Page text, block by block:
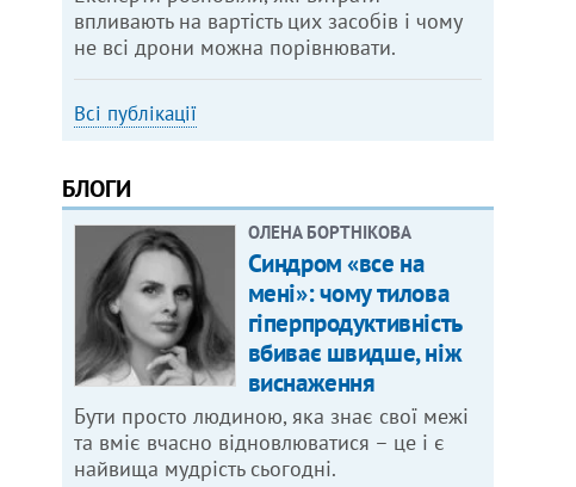
впливають на вартість цих засобів і чому
не всі дрони можна порівнювати.
Всі публікації
БЛОГИ
ОЛЕНА БОРТНІКОВА
Синдром «все на
мені»: чому тилова
гіперпродуктивність
вбиває швидше, ніж
виснаження
Бути просто людиною, яка знає свої межі
та вміє вчасно відновлюватися – це і є
найвища мудрість сьогодні.